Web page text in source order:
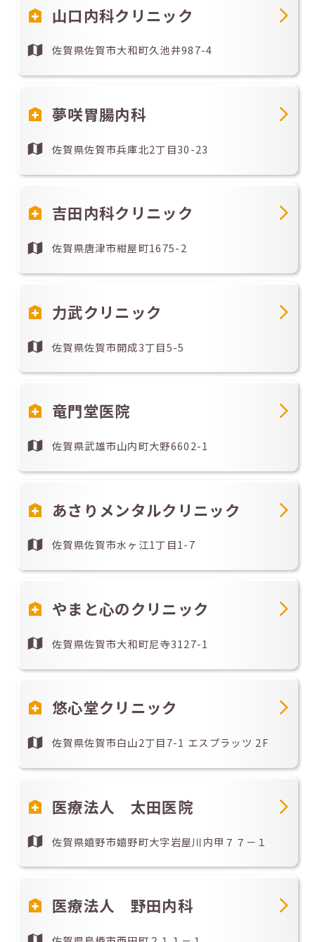
山口内科クリニック
佐賀県佐賀市大和町久池井987-4
夢咲胃腸内科
佐賀県佐賀市兵庫北2丁目30-23
吉田内科クリニック
佐賀県唐津市紺屋町1675-2
力武クリニック
佐賀県佐賀市開成3丁目5-5
竜門堂医院
佐賀県武雄市山内町大野6602-1
あさりメンタルクリニック
佐賀県佐賀市水ヶ江1丁目1-7
やまと心のクリニック
佐賀県佐賀市大和町尼寺3127-1
悠心堂クリニック
佐賀県佐賀市白山2丁目7-1 エスプラッツ 2F
医療法人 太田医院
佐賀県嬉野市嬉野町大字岩屋川内甲７７－１
医療法人 野田内科